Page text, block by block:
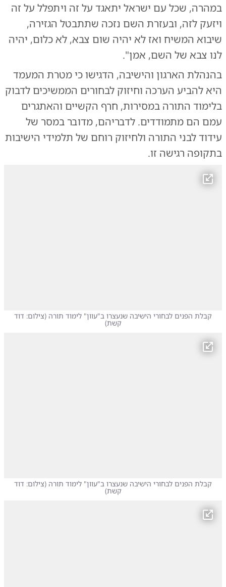
במהרה, שכל עם ישראל יתאגד על זה ויתפלל על זה
ויזעק לזה, ובעזרת השם נזכה שתתבטל הגזירה,
שיבוא המשיח ואז לא יהיה שום צבא, לא כלום, יהיה
לנו צבא של השם, אמן".
בהנהלת הארגון והישיבה, הדגישו כי מטרת המעמד
היא להביע הערכה וחיזוק לבחורים הממשיכים לדבוק
בלימוד התורה במסירות, חרף הקשיים והאתגרים
עמם הם מתמודדים. לדבריהם, מדובר במסר של
עידוד לבני התורה ולחיזוק רוחם של תלמידי הישיבות
בתקופה רגישה זו.
קבלת הפנים לבחורי הישיבה שנעצרו ב"עוון" לימוד תורה (צילום: דוד
קשת)
קבלת הפנים לבחורי הישיבה שנעצרו ב"עוון" לימוד תורה (צילום: דוד
קשת)